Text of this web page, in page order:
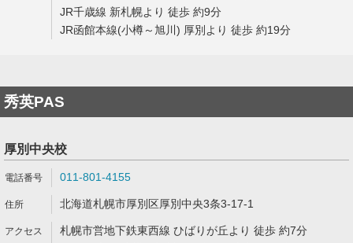
JR千歳線 新札幌より 徒歩 約9分
JR函館本線(小樽～旭川) 厚別より 徒歩 約19分
秀英PAS
厚別中央校
011-801-4155
北海道札幌市厚別区厚別中央3条3-17-1
札幌市営地下鉄東西線 ひばりが丘より 徒歩 約7分